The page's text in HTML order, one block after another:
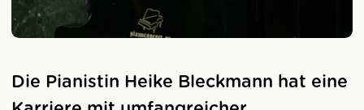
Die Pianistin Heike Bleckmann hat eine